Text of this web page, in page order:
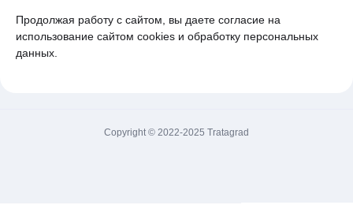
Продолжая работу с сайтом, вы даете согласие на
использование сайтом cookies и обработку персональных
данных.
Copyright © 2022-2025 Tratagrad